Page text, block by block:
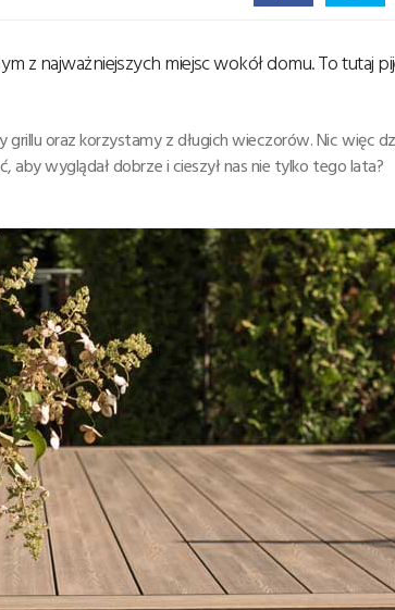
z najważniejszych miejsc wokół domu. To tutaj
oraz korzystamy z długich wieczorów. Nic więc
aby wyglądał dobrze i cieszył nas nie tylko tego lata?